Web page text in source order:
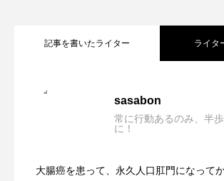
記事を書いたライター ライタ
sasabon
常に行動あるのみ、半
に！
大腸癌を患って、永久人口肛門になって
2023.03.09